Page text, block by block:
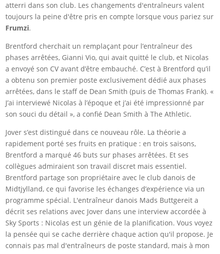
atterri dans son club. Les changements d'entraîneurs valent
toujours la peine d'être pris en compte lorsque vous pariez sur
Frumzi.
Brentford cherchait un remplaçant pour l’entraîneur des
phases arrêtées, Gianni Vio, qui avait quitté le club, et Nicolas
a envoyé son CV avant d’être embauché. C’est à Brentford qu’il
a obtenu son premier poste exclusivement dédié aux phases
arrêtées, dans le staff de Dean Smith (puis de Thomas Frank). «
J’ai interviewé Nicolas à l’époque et j’ai été impressionné par
son souci du détail », a confié Dean Smith à The Athletic.
Jover s’est distingué dans ce nouveau rôle. La théorie a
rapidement porté ses fruits en pratique : en trois saisons,
Brentford a marqué 46 buts sur phases arrêtées. Et ses
collègues admiraient son travail discret mais essentiel.
Brentford partage son propriétaire avec le club danois de
Midtjylland, ce qui favorise les échanges d’expérience via un
programme spécial. L'entraîneur danois Mads Buttgereit a
décrit ses relations avec Jover dans une interview accordée à
Sky Sports : Nicolas est un génie de la planification. Vous voyez
la pensée qui se cache derrière chaque action qu'il propose. Je
connais pas mal d'entraîneurs de poste standard, mais à mon